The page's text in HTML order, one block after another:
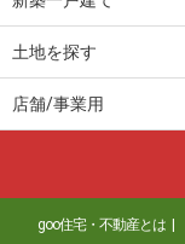
土地を探す
店舗/事業用
goo住宅・不動産とは